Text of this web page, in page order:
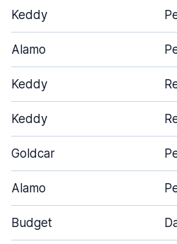
Keddy
Alamo
Keddy
Keddy
Goldcar
Alamo
Budget